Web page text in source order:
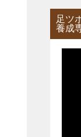
足ツ
養成